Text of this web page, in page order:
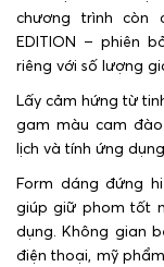
chương trình còn
EDITION – phiên
riêng với số lượng
Lấy cảm hứng từ
gam màu cam
lịch và tính ứng
Form dáng đứng
giúp giữ phom tốt
dụng. Không gian
điện thoại, mỹ